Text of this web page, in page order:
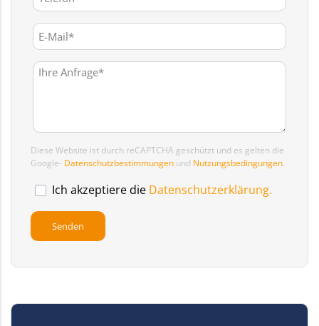
Diese Website ist durch reCAPTCHA geschützt und es gelten die
Google- Datenschutzbestimmungen und Nutzungsbedingungen.
Ich akzeptiere die Datenschutzerklärung.